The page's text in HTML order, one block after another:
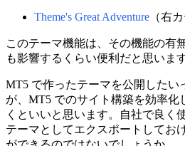
Theme's Great Adventure （右
このテーマ機能は、その機能の有
も影響するくらい便利だと思います
MT5 で作ったテーマを公開したい
が、MT5 でのサイト構築を効率化
くといいと思います。自社で良く
テーマとしてエクスポートしてお